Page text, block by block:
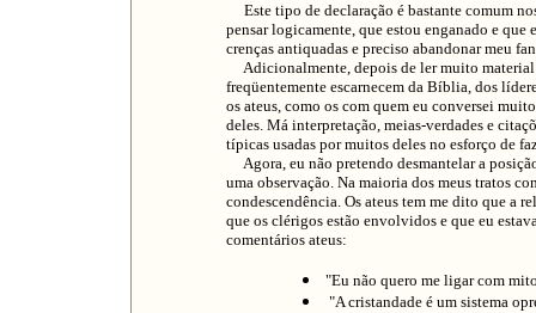
Este tipo de declaração é bastante comum
pensar logicamente, que estou enganado e
crenças antiquadas e preciso abandonar meu
Adicionalmente, depois de ler muito material
freqüentemente escarnecem da Bíblia, dos
os ateus, como os com quem eu conversei
deles. Má interpretação, meias-verdades e
típicas usadas por muitos deles no esforço de
Agora, eu não pretendo desmantelar a
uma observação. Na maioria dos meus tratos
condescendência. Os ateus tem me dito que a
que os clérigos estão envolvidos e que eu
comentários ateus:
"Eu não quero me ligar com
"A cristandade é um sistema